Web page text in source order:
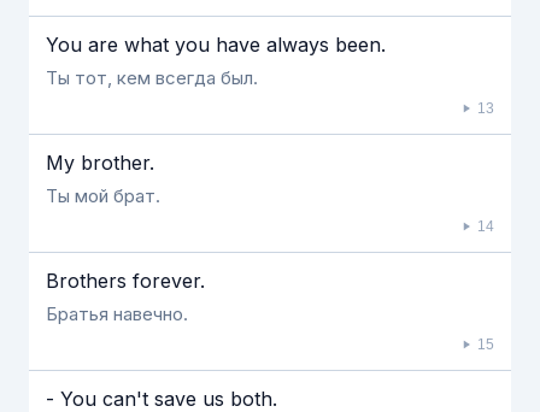
You are what you have always been.
Ты тот, кем всегда был.
13
My brother.
Ты мой брат.
14
Brothers forever.
Братья навечно.
15
- You can't save us both.